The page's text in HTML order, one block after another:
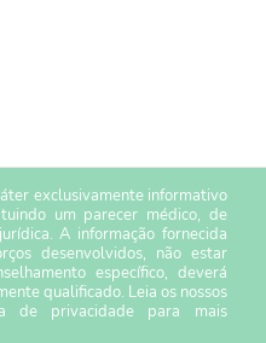
exclusivamente informativo
um parecer médico, de
A informação fornecida
desenvolvidos, não estar
específico, deverá
qualificado. Leia os nossos
de privacidade para mais